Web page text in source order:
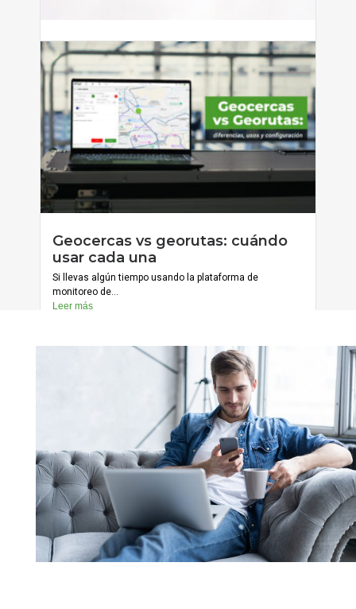
Cómo reducir errores de captura
con formularios condicionales
Si tienes personal que captura información en campo —
ya sean...
Leer más
julio 20, 2026
Geocercas vs georutas: cuándo
usar cada una
Si llevas algún tiempo usando la plataforma de
monitoreo de...
Leer más
Cargar más